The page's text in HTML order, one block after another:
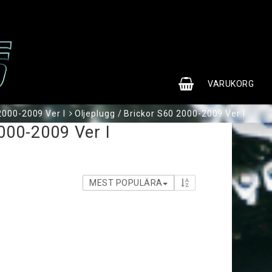
VARUKORG
2009 Ver I Oljeplugg / Brickor S60 2000-2009 Ver I
2009 Ver I
MEST POPULÄRA